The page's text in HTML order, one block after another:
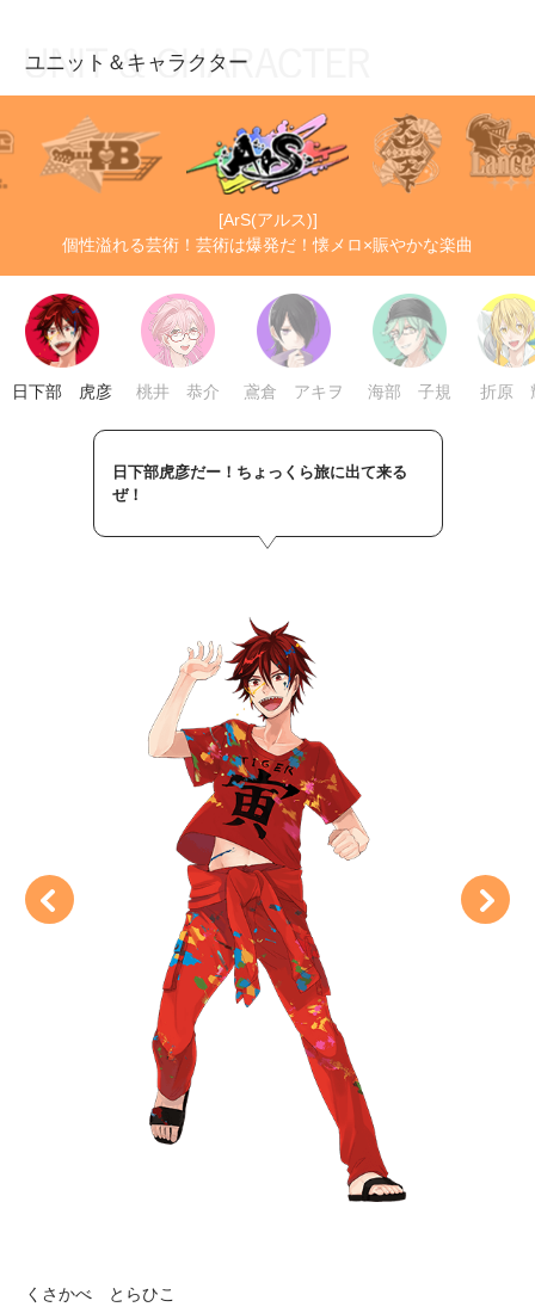
アイ★チュウとは
ユニット&キャラクター
イベント・キャンペーン
ミュージック
グッズ・本
お知らせ
アイ★チュウとは
アプリゲーム
イベント・キャンペーン
ミュージック
ギャラリー
ユニット＆キャラクター
[ArS(アルス)]
個性溢れる芸術！芸術は爆発だ！懐メロ×賑やかな楽曲
日下部 虎彦 桃井 恭介 鳶倉 アキヲ 海部 子規 折原
日下部虎彦だー！ちょっくら旅に出て来る
ぜ！
くさかべ とらひこ